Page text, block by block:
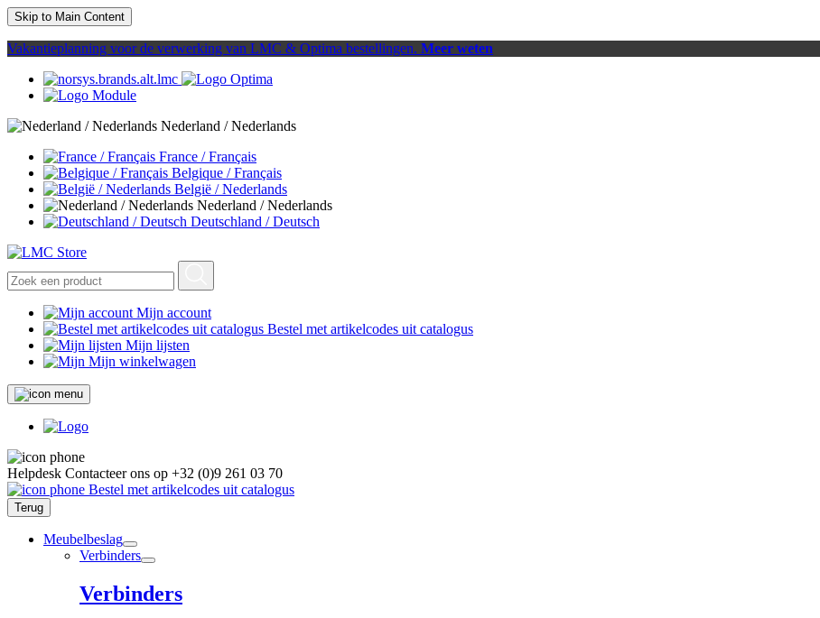
Skip to Main Content
Vakantieplanning voor de verwerking van LMC & Optima bestellingen. Meer weten
Nederland / Nederlands
France / Français
Belgique / Français
België / Nederlands
Nederland / Nederlands
Deutschland / Deutsch
Mijn account
Bestel met artikelcodes uit catalogus
Mijn lijsten
Mijn winkelwagen
Helpdesk Contacteer ons op +32 (0)9 261 03 70
Bestel met artikelcodes uit catalogus
Terug
Meubelbeslag
Verbinders
Verbinders